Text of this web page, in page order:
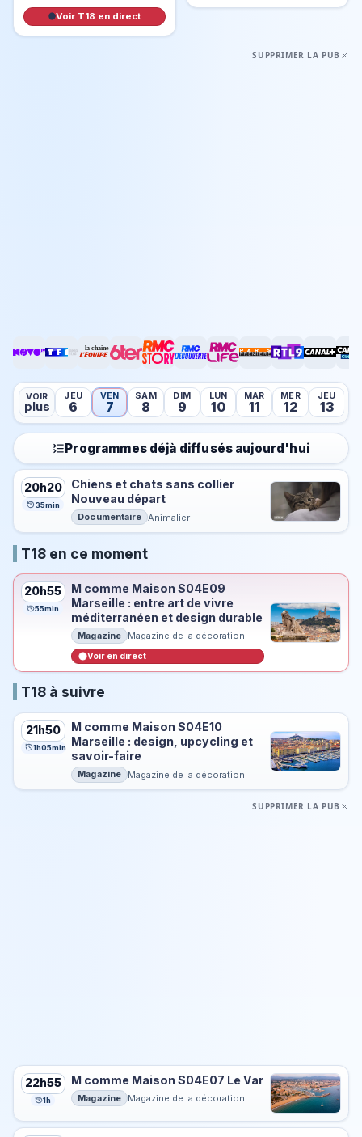
Voir T18 en direct
SUPPRIMER LA PUB
VOIR
plus
JEU
6
VEN
7
SAM
8
DIM
9
LUN
10
MAR
11
MER
12
JEU
13
Programmes déjà diffusés aujourd'hui
20h20
35min
Chiens et chats sans collier
Nouveau départ
Documentaire Animalier
T18 en ce moment
20h55
55min
M comme Maison S04E09
Marseille : entre art de vivre
méditerranéen et design durable
Magazine Magazine de la décoration
Voir en direct
T18 à suivre
21h50
1h05min
M comme Maison S04E10
Marseille : design, upcycling et
savoir-faire
Magazine Magazine de la décoration
SUPPRIMER LA PUB
22h55
1h
M comme Maison S04E07 Le Var
Magazine Magazine de la décoration